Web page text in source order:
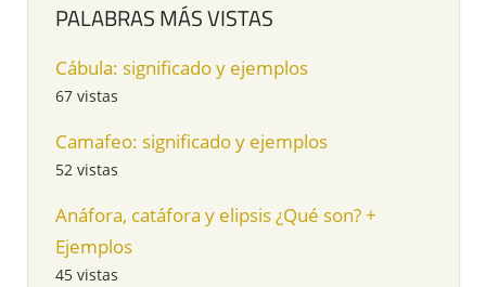
PALABRAS MÁS VISTAS
Cábula: significado y ejemplos
67 vistas
Camafeo: significado y ejemplos
52 vistas
Anáfora, catáfora y elipsis ¿Qué son? +
Ejemplos
45 vistas